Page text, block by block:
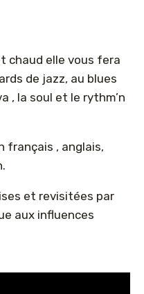
chaud elle vous fera
de jazz, au blues
, la soul et le rythm’n
français , anglais,
et revisitées par
aux influences